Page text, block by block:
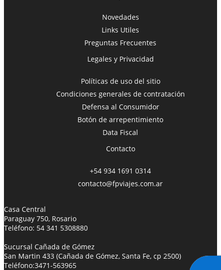
Novedades
Links Utiles
Preguntas Frecuentes
Legales y Privacidad
Políticas de uso del sitio
Condiciones generales de contratación
Defensa al Consumidor
Botón de arrepentimiento
Data Fiscal
Contacto
+54 934 1691 0314
contacto@fpviajes.com.ar
Casa Central
Paraguay 750, Rosario
Teléfono: 54 341 5308880
Sucursal Cañada de Gómez
San Martin 433 (Cañada de Gómez, Santa Fe, cp 2500)
Teléfono:3471-563965